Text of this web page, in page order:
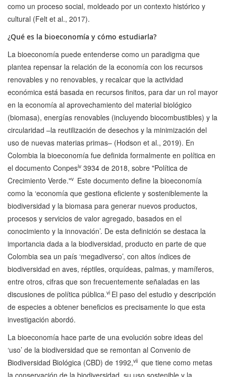
como un proceso social, moldeado por un contexto histórico y
cultural (Felt et al., 2017).
¿Qué es la bioeconomía y cómo estudiarla?
La bioeconomía puede entenderse como un paradigma que
plantea repensar la relación de la economía con los recursos
renovables y no renovables, y recalcar que la actividad
económica está basada en recursos finitos, para dar un rol mayor
en la economía al aprovechamiento del material biológico
(biomasa), energías renovables (incluyendo biocombustibles) y la
circularidad –la reutilización de desechos y la minimización del
uso de nuevas materias primas– (Hodson et al., 2019). En
Colombia la bioeconomía fue definida formalmente en política en
el documento Conpesiv 3934 de 2018, sobre "Política de
Crecimiento Verde."v Este documento define la bioeconomía
como la ‘economía que gestiona eficiente y sosteniblemente la
biodiversidad y la biomasa para generar nuevos productos,
procesos y servicios de valor agregado, basados en el
conocimiento y la innovación’. De esta definición se destaca la
importancia dada a la biodiversidad, producto en parte de que
Colombia sea un país ‘megadiverso’, con altos índices de
biodiversidad en aves, réptiles, orquídeas, palmas, y mamíferos,
entre otros, cifras que son frecuentemente señaladas en las
discusiones de política pública.vi El paso del estudio y descripción
de especies a obtener beneficios es precisamente lo que esta
investigación abordó.
La bioeconomía hace parte de una evolución sobre ideas del
‘uso’ de la biodiversidad que se remontan al Convenio de
Biodiversidad Biológica (CBD) de 1992,vii que tiene como metas